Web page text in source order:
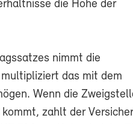
die Höhe der
nimmt die
das mit dem
Wenn die
zahlt der